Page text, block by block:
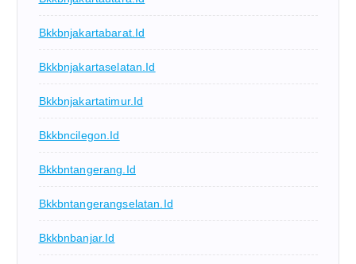
Bkkbnjakartabarat.id
Bkkbnjakartaselatan.id
Bkkbnjakartatimur.id
Bkkbncilegon.id
Bkkbntangerang.id
Bkkbntangerangselatan.id
Bkkbnbanjar.id